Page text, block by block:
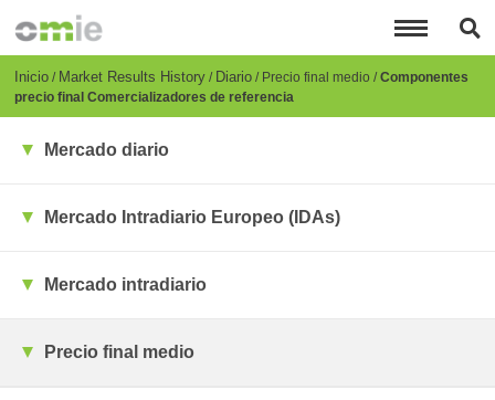
principal
Breadcrumb
Inicio Market Results History Diario Precio final medio Componentes
precio final Comercializadores de referencia
Mercado diario
Mercado Intradiario Europeo (IDAs)
Mercado intradiario
Precio final medio